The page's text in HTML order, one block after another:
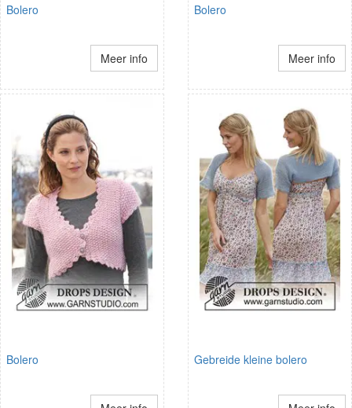
Bolero
Meer info
Bolero
Meer info
Bolero Gebreide kleine bolero